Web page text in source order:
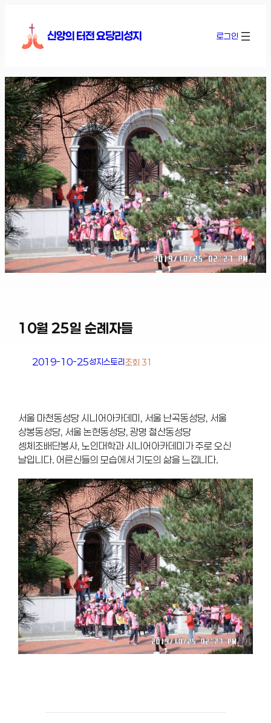
로
가
기
신앙의 터전 요당리성지 로그인
10월 25일 순례자들
2019-10-25성지스토리조회 31
서울 마천동성당 시니어아카데미, 서울 난곡동성당, 서울
상봉동성당, 서울 논현동성당, 광명 철산동성당
셍체조배단봉사, 노인대학과 시니어아카데미가 주로 오신
날입니다. 어른신들의 모습에서 기도의 삶을 느낍니다.